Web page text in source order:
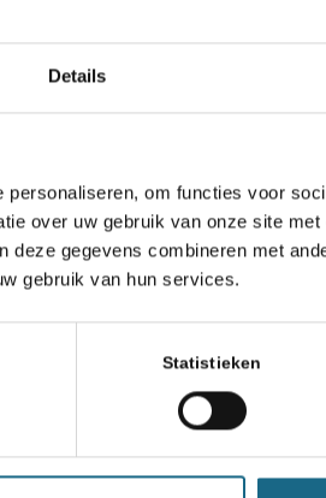
Details
om functies voor
over uw gebruik van onze site
gegevens combineren met
gebruik van hun services.
Statistieken